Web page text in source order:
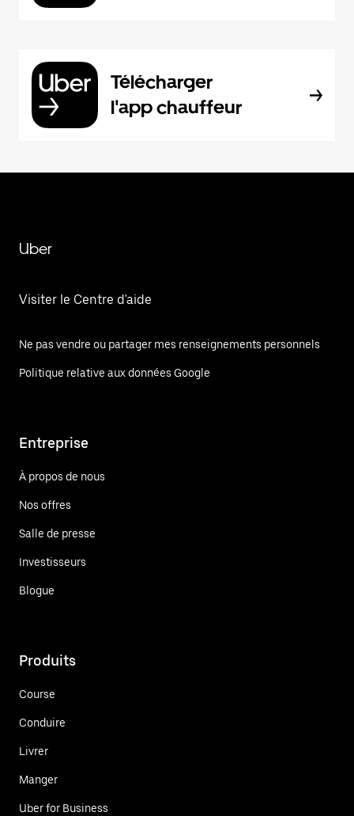
Télécharger
l'app chauffeur
Uber
Visiter le Centre d'aide
Ne pas vendre ou partager mes renseignements personnels
Politique relative aux données Google
Entreprise
À propos de nous
Nos offres
Salle de presse
Investisseurs
Blogue
Produits
Course
Conduire
Livrer
Manger
Uber for Business